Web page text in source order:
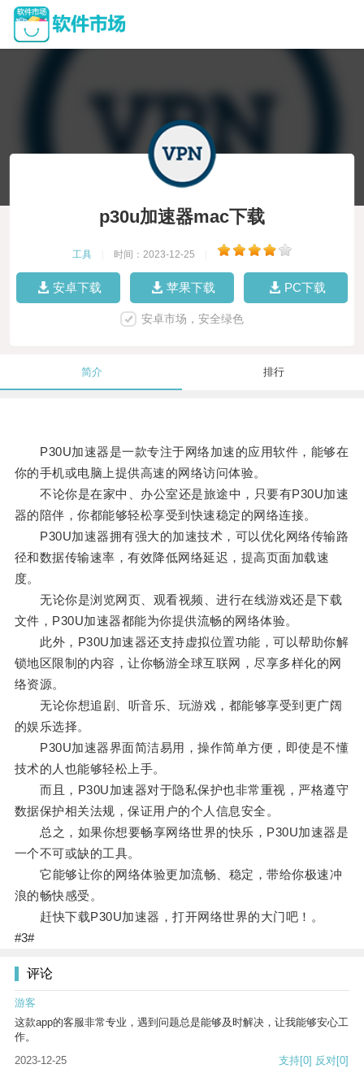
p30u加速器mac下载
工具 时间：2023-12-25
安卓下载 苹果下载 PC下载
安卓市场，安全绿色
简介 排行
P30U加速器是一款专注于网络加速的应用软件，能够在
你的手机或电脑上提供高速的网络访问体验。
不论你是在家中、办公室还是旅途中，只要有P30U加速
器的陪伴，你都能够轻松享受到快速稳定的网络连接。
P30U加速器拥有强大的加速技术，可以优化网络传输路
径和数据传输速率，有效降低网络延迟，提高页面加载速
度。
无论你是浏览网页、观看视频、进行在线游戏还是下载
文件，P30U加速器都能为你提供流畅的网络体验。
此外，P30U加速器还支持虚拟位置功能，可以帮助你解
锁地区限制的内容，让你畅游全球互联网，尽享多样化的网
络资源。
无论你想追剧、听音乐、玩游戏，都能够享受到更广阔
的娱乐选择。
P30U加速器界面简洁易用，操作简单方便，即使是不懂
技术的人也能够轻松上手。
而且，P30U加速器对于隐私保护也非常重视，严格遵守
数据保护相关法规，保证用户的个人信息安全。
总之，如果你想要畅享网络世界的快乐，P30U加速器是
一个不可或缺的工具。
它能够让你的网络体验更加流畅、稳定，带给你极速冲
浪的畅快感受。
赶快下载P30U加速器，打开网络世界的大门吧！。
#3#
评论
游客
这款app的客服非常专业，遇到问题总是能够及时解决，让我能够安心工
作。
2023-12-25
支持[0] 反对[0]